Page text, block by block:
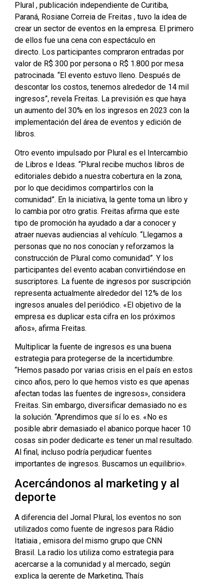
Plural , publicación independiente de Curitiba,
Paraná, Rosiane Correia de Freitas , tuvo la idea de
crear un sector de eventos en la empresa. El primero
de ellos fue una cena con espectáculo en
directo. Los participantes compraron entradas por
valor de R$ 300 por persona o R$ 1.800 por mesa
patrocinada. “El evento estuvo lleno. Después de
descontar los costos, tenemos alrededor de 14 mil
ingresos”, revela Freitas. La previsión es que haya
un aumento del 30% en los ingresos en 2023 con la
implementación del área de eventos y edición de
libros.
Otro evento impulsado por Plural es el Intercambio
de Libros e Ideas. “Plural recibe muchos libros de
editoriales debido a nuestra cobertura en la zona,
por lo que decidimos compartirlos con la
comunidad”. En la iniciativa, la gente toma un libro y
lo cambia por otro gratis. Freitas afirma que este
tipo de promoción ha ayudado a dar a conocer y
atraer nuevas audiencias al vehículo. “Llegamos a
personas que no nos conocían y reforzamos la
construcción de Plural como comunidad”. Y los
participantes del evento acaban convirtiéndose en
suscriptores. La fuente de ingresos por suscripción
representa actualmente alrededor del 12% de los
ingresos anuales del periódico. «El objetivo de la
empresa es duplicar esta cifra en los próximos
años», afirma Freitas.
Multiplicar la fuente de ingresos es una buena
estrategia para protegerse de la incertidumbre.
“Hemos pasado por varias crisis en el país en estos
cinco años, pero lo que hemos visto es que apenas
afectan todas las fuentes de ingresos», considera
Freitas. Sin embargo, diversificar demasiado no es
la solución. “Aprendimos que sí lo es. «No es
posible abrir demasiado el abanico porque hacer 10
cosas sin poder dedicarte es tener un mal resultado.
Al final, incluso podría perjudicar fuentes
importantes de ingresos. Buscamos un equilibrio».
Acercándonos al marketing y al
deporte
A diferencia del Jornal Plural, los eventos no son
utilizados como fuente de ingresos para Rádio
Itatiaia , emisora ​​del mismo grupo que CNN
Brasil. La radio los utiliza como estrategia para
acercarse a la comunidad y al mercado, según
explica la gerente de Marketing, Thaís